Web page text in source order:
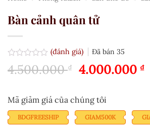
Bàn cảnh quân tử
Được
xếp
5
sao
(đánh giá) Đã bán 35
4.500.000₫ Giá
là:
4.500.000 ₫.
4.000.000 ₫
Mã giảm giá của chúng tôi
BDGFREESHIP GIAM500K